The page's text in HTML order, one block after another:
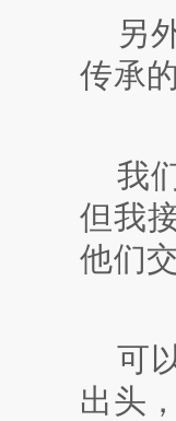
另
传承
我
但我
他们
可
出头